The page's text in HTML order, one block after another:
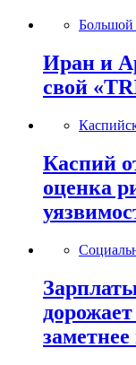
Большой
Иран и
свой
Каспий
оценка
заметнее